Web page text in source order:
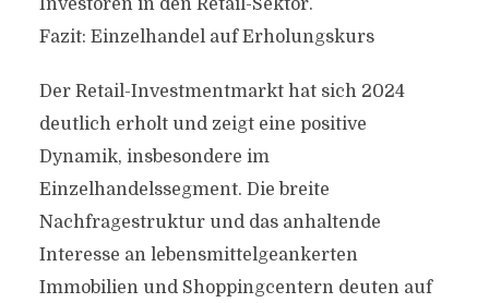
Investoren in den Retail-Sektor.
Fazit: Einzelhandel auf Erholungskurs
Der Retail-Investmentmarkt hat sich 2024
deutlich erholt und zeigt eine positive
Dynamik, insbesondere im
Einzelhandelssegment. Die breite
Nachfragestruktur und das anhaltende
Interesse an lebensmittelgeankerten
Immobilien und Shoppingcentern deuten auf